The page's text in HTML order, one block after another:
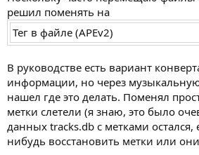
решил поменять на
Тег в файле (APEv2)
В руководстве есть вариант
информации, но через
нашел где это делать. Поменял
метки слетели (я знаю, это было
данных tracks.db с метками остался,
нибудь восстановить метки или